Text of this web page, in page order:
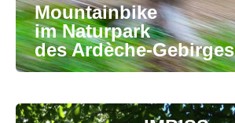
Mountainbike
im Naturpark
des Ardèche-Gebirges